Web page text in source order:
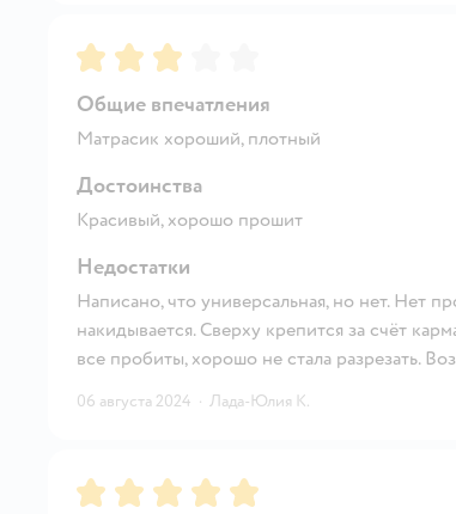
Рейтинг:3
Общие впечатления
Матрасик хороший, плотный
Достоинства
Красивый, хорошо прошит
Недостатки
Написано, что универсальная, но нет. Нет
накидывается. Сверху крепится за счёт
все пробиты, хорошо не стала разрезать.
06 августа 2024 · Лада-Юлия К.
Рейтинг:5